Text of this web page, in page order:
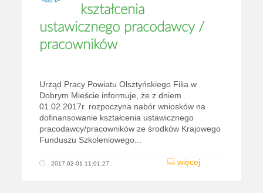
kształcenia
ustawicznego pracodawcy /
pracowników
Urząd Pracy Powiatu Olsztyńskiego Filia w
Dobrym Mieście informuje, że z dniem
01.02.2017r. rozpoczyna nabór wniosków na
dofinansowanie kształcenia ustawicznego
pracodawcy/pracowników ze środków Krajowego
Funduszu Szkoleniowego...
więcej
2017-02-01 11:01:27